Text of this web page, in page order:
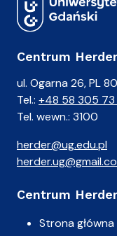
Centrum
ul. Ogarna 26, PL
Tel.: +48 58 305 73
Tel. wewn.: 3100
herder@ug.edu.pl
Centrum
Strona główna